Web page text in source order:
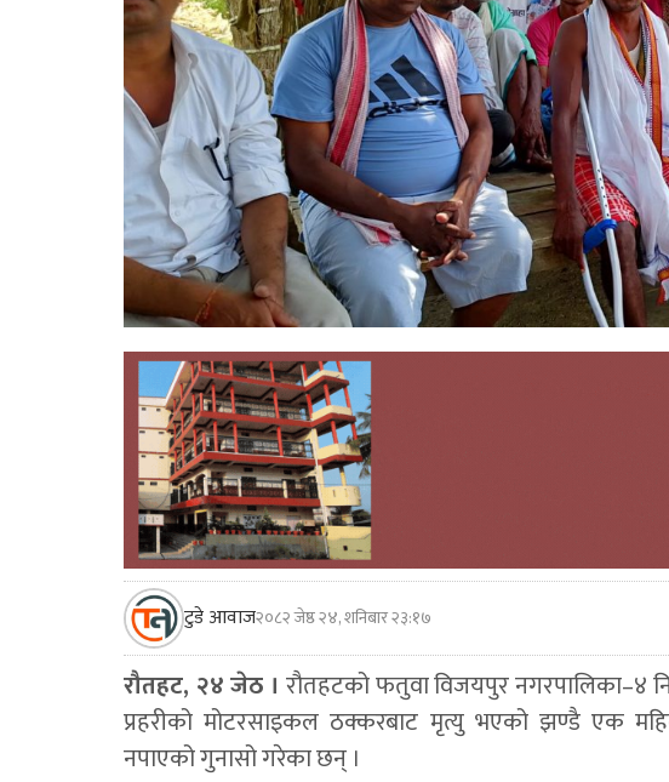
टुडे आवाज२०८२ जेष्ठ २४, शनिबार २३:१७
रौतहट, २४ जेठ । रौतहटको फतुवा विजयपुर नगरपालिका–४
प्रहरीको मोटरसाइकल ठक्करबाट मृत्यु भएको झण्डै एक
नपाएको गुनासो गरेका छन् ।